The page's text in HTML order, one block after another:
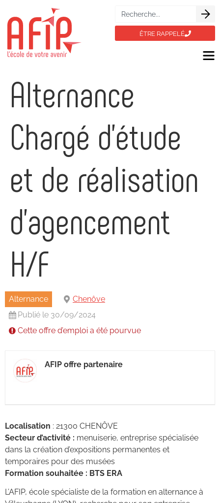
ÊTRE RAPPELÉ
Alternance
Chargé d’étude
et de réalisation
d’agencement
H/F
Alternance
Chenôve
Publié le 30/09/2024
Cette offre d’emploi a été pourvue
AFIP offre partenaire
Localisation : 21300 CHENÔVE
Secteur d’activité : menuiserie, entreprise spécialisée
dans la création d’expositions permanentes et
temporaires pour des musées
Formation souhaitée : BTS ERA
L’AFIP, école spécialiste de la formation en alternance à